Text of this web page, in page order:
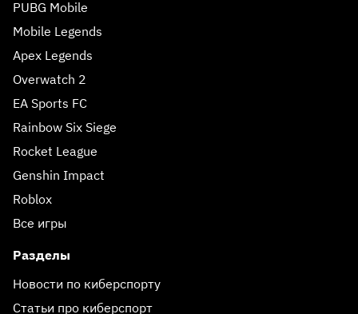
PUBG Mobile
Mobile Legends
Apex Legends
Overwatch 2
EA Sports FC
Rainbow Six Siege
Rocket League
Genshin Impact
Roblox
Все игры
Разделы
Новости по киберспорту
Статьи про киберспорт